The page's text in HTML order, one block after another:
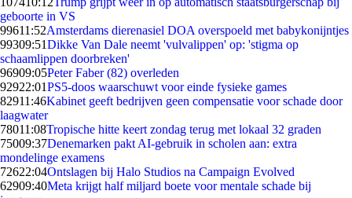
geboorte in VS
99611:52Amsterdams dierenasiel DOA overspoeld met babykonijntjes
99309:51Dikke Van Dale neemt 'vulvalippen' op: 'stigma op
schaamlippen doorbreken'
96909:05Peter Faber (82) overleden
92922:01PS5-doos waarschuwt voor einde fysieke games
82911:46Kabinet geeft bedrijven geen compensatie voor schade door
laagwater
78011:08Tropische hitte keert zondag terug met lokaal 32 graden
75009:37Denemarken pakt AI-gebruik in scholen aan: extra
mondelinge examens
72622:04Ontslagen bij Halo Studios na Campaign Evolved
62909:40Meta krijgt half miljard boete voor mentale schade bij